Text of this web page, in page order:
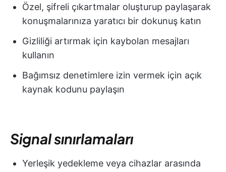
Özel, şifreli çıkartmalar oluşturup paylaşarak
konuşmalarınıza yaratıcı bir dokunuş katın
Gizliliği artırmak için kaybolan mesajları
kullanın
Bağımsız denetimlere izin vermek için açık
kaynak kodunu paylaşın
Signal sınırlamaları
Yerleşik yedekleme veya cihazlar arasında